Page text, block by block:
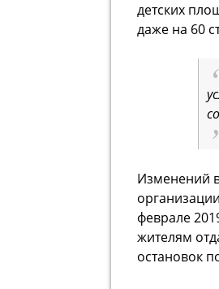
детских
даже на 60
Изменений
феврале
жителям
остановок